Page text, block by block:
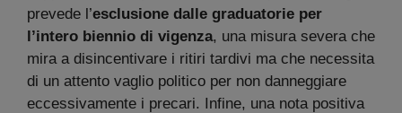
prevede l’esclusione dalle graduatorie per
l’intero biennio di vigenza, una misura severa che
mira a disincentivare i ritiri tardivi ma che necessita
di un attento vaglio politico per non danneggiare
eccessivamente i precari. Infine, una nota positiva